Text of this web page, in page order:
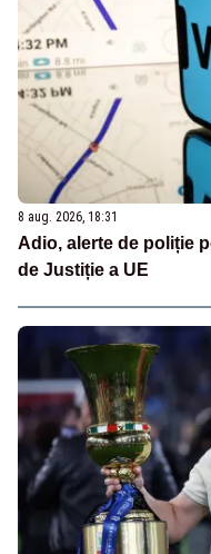
8 aug. 2026, 18:31
Adio, alerte de poliție
de Justiție a UE